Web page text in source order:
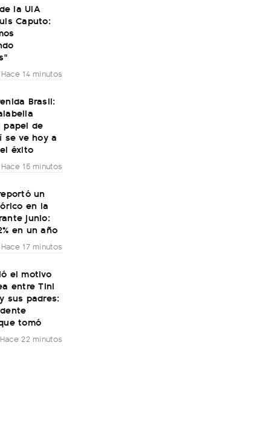
la UIA
Caputo:
Hace 14 minutos
Brasil:
papel de
se ve hoy a
éxito
Hace 15 minutos
un
en la
junio:
en un año
Hace 17 minutos
el motivo
entre Tini
sus padres:
tomó
Hace 22 minutos